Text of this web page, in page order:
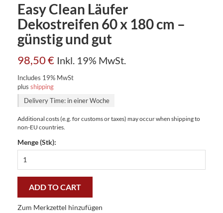
Easy Clean Läufer
Dekostreifen 60 x 180 cm –
günstig und gut
98,50€ Inkl. 19% MwSt.
Includes 19% MwSt
plus shipping
Delivery Time: in einer Woche
Additional costs (e.g. for customs or taxes) may occur when shipping to
non-EU countries.
Menge (Stk):
Clean
Dekostreifen
x
ADD TO CART
Zum Merkzettel hinzufügen